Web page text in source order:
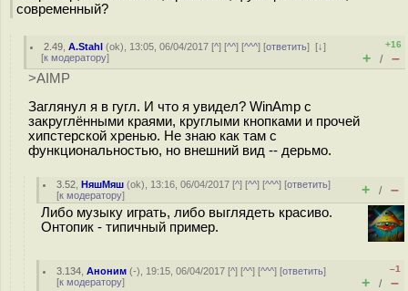
современный?
2.49 ,A.Stahl (ok), 13:05, 06/04/2017 [^] [^^] [^^^] [ответить][↓]
[к модератору]
+16
+ / –
>AIMP
Заглянул я в гугл. И что я увидел? WinAmp с
закруглёнными краями, круглыми кнопками и прочей
хипстерской хренью. Не знаю как там с
функциональностью, но внешний вид -- дерьмо.
3.52 ,НяшМяш (ok), 13:16, 06/04/2017 [^] [^^] [^^^] [ответить]
[к модератору] + / –
Либо музыку играть, либо выглядеть красиво.
Онтопик - типичный пример.
3.134 ,Аноним (-), 19:15, 06/04/2017 [^] [^^] [^^^] [ответить]
[к модератору]
–1
+ / –